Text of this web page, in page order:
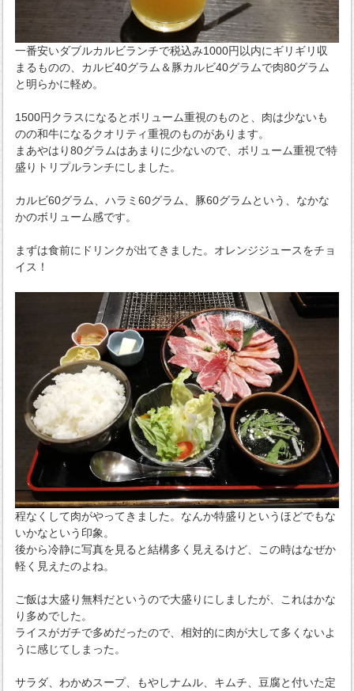
一番安いダブルカルビランチで税込み1000円以内にギリギリ収
まるものの、カルビ40グラム＆豚カルビ40グラムで肉80グラム
と明らかに軽め。
1500円クラスになるとボリューム重視のものと、肉は少ないも
のの和牛になるクオリティ重視のものがあります。
まあやはり80グラムはあまりに少ないので、ボリューム重視で特
盛りトリプルランチにしました。
カルビ60グラム、ハラミ60グラム、豚60グラムという、なかな
かのボリューム感です。
まずは食前にドリンクが出てきました。オレンジジュースをチョ
イス！
程なくして肉がやってきました。なんか特盛りというほどでもな
いかなという印象。
後から冷静に写真を見ると結構多く見えるけど、この時はなぜか
軽く見えたのよね。
ご飯は大盛り無料だというので大盛りにしましたが、これはかな
り多めでした。
ライスがガチで多めだったので、相対的に肉が大して多くないよ
うに感じてしまった。
サラダ、わかめスープ、もやしナムル、キムチ、豆腐と付いた定